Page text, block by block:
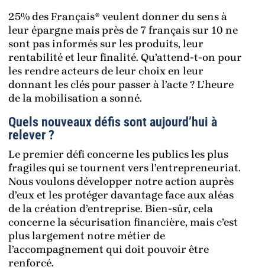
25% des Français* veulent donner du sens à
leur épargne mais près de 7 français sur 10 ne
sont pas informés sur les produits, leur
rentabilité et leur finalité. Qu’attend-t-on pour
les rendre acteurs de leur choix en leur
donnant les clés pour passer à l’acte ? L’heure
de la mobilisation a sonné.
Quels nouveaux défis sont aujourd’hui à
relever ?
Le premier défi concerne les publics les plus
fragiles qui se tournent vers l’entrepreneuriat.
Nous voulons développer notre action auprès
d’eux et les protéger davantage face aux aléas
de la création d’entreprise. Bien-sûr, cela
concerne la sécurisation financière, mais c’est
plus largement notre métier de
l’accompagnement qui doit pouvoir être
renforcé.